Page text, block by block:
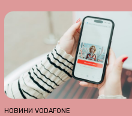
НОВИНИ VODAFONE